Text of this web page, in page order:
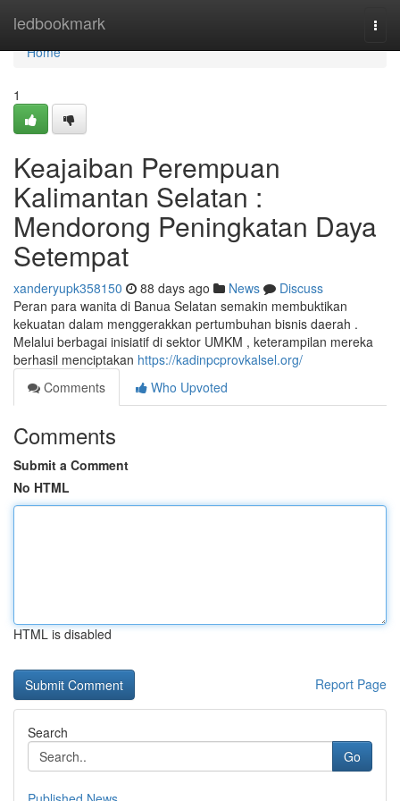
ledbookmark
Home
Home
1
Keajaiban Perempuan
Kalimantan Selatan :
Mendorong Peningkatan Daya
Setempat
xanderyupk358150 88 days ago News
Discuss
Peran para wanita di Banua Selatan semakin membuktikan
kekuatan dalam menggerakkan pertumbuhan bisnis daerah .
Melalui berbagai inisiatif di sektor UMKM , keterampilan mereka
berhasil menciptakan https://kadinpcprovkalsel.org/
Comments
Who Upvoted
Comments
Submit a Comment
No HTML
HTML is disabled
Report Page
Search
Go